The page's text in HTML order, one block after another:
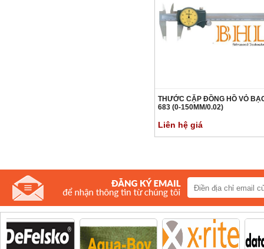
THƯỚC CẶP ĐỒNG HỒ VỎ
683 (0-150MM/0.02)
Liên hệ giá